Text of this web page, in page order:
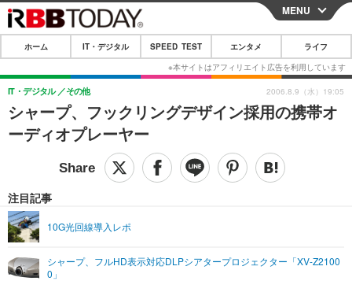
CLOSE
ホーム
IT・デジタル
IT・デジタルTOP スマートフォン
ショッピング その他
SPEED TEST
エンタメTOP 映画・ドラマ
ライフTOP
リリース一覧
MENU
ホーム IT・デジタル SPEED TEST エンタメ ライフ
シャープ、フックリングデザイン採用の携帯オ
ーディオプレーヤー
IT・デジタル その他
注目記事
10G光回線導入レポ
シャープ、フルHD表示対応DLPシアタープロジェクター「XV-Z2100
0」
2006.8.9（水）19:05